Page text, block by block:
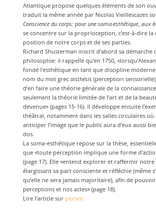
Atlantique propose quelques éléments de son
traduit la même année par Nicolas Vieillescazes
Conscience du corps: pour une soma-esthétique, aux
se concentre sur la proprioception, c’est-à-dire la
position de notre corps et de ses parties.
Richard Shusterman inscrit d’abord sa démarche
philosophie: il rappelle qu’en 1750,
fondé l’esthétique en tant que discipline
nom du mot grec aisthèsis(perception
d’en faire une théorie générale de la
seulement la théorie limitée de l’art et de la
devenue» (pages 15-16). Il développe ensuite
théâtral, notamment dans les salles circulaires
anticiper l’image que le public aura d’eux aussi
dos.
La soma-esthétique repose sur la thèse,
que «toute perception implique une forme
(page 17). Elle «entend explorer et raffermir
élargissant sa part consciente et réfléchie (même
qu’elle ne sera jamais majoritaire), afin de
perceptions et nos actes» (page 18).
Lire l’article sur persee